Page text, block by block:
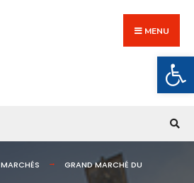
MENU
MARCHÉS
GRAND MARCHÉ DU